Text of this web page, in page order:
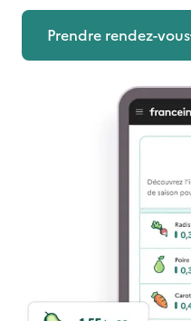
Prendre rendez-vous